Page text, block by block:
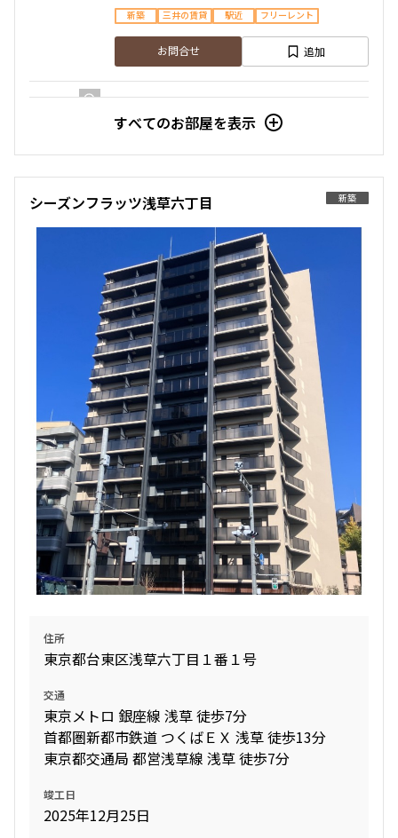
新築 三井の賃貸 フリーレント
追加
新築 三井の賃貸 駅近 フリーレント
お問合せ 追加
5階５０２
1.0ヶ月 無
1LDK+WIC+SIC31.33㎡
新築 三井の賃貸 駅近 フリーレント
お問合せ 追加
6階６０２
163,000円14,000円
1.0ヶ月 無
1LDK+WIC+SIC31.33㎡
新築 三井の賃貸 駅近 フリーレント
お問合せ 追加
1.0ヶ月 無
1LDK+WIC+SIC31.33㎡
すべてのお部屋を表示
新築
シーズンフラッツ浅草六丁目
住所
東京都台東区浅草六丁目１番１号
交通
東京メトロ 銀座線 浅草 徒歩7分
首都圏新都市鉄道 つくばＥＸ 浅草 徒歩13分
東京都交通局 都営浅草線 浅草 徒歩7分
竣工日
2025年12月25日